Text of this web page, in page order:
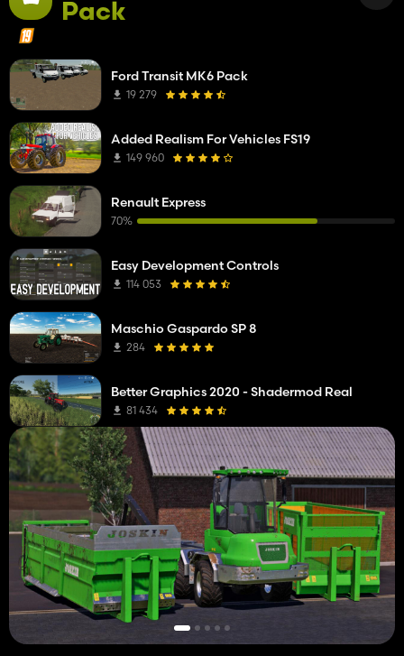
Pack
Ford Transit MK6 Pack
19 279
Added Realism For Vehicles FS19
149 960
Renault Express
70%
Easy Development Controls
114 053
Maschio Gaspardo SP 8
284
Better Graphics 2020 - Shadermod Real
81 434